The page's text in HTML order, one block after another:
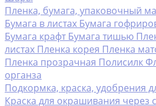
Пленка, бумага, упаковочный
Бумага в листах Бумага
Бумага крафт Бумага тишью
листах Пленка корея Пленка
Пленка прозрачная Полисилк
органза
Подкормка, краска, удобрения
Краска для окрашивания через